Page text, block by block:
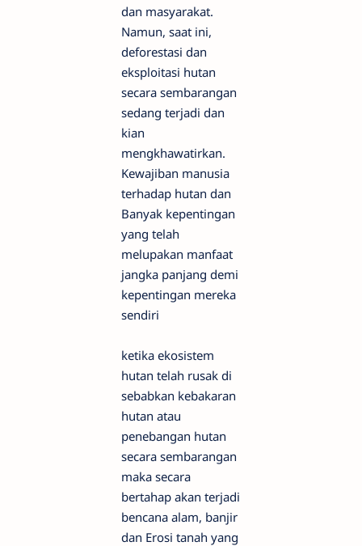
dan masyarakat.
Namun, saat ini,
deforestasi dan
eksploitasi hutan
secara sembarangan
sedang terjadi dan
kian
mengkhawatirkan.
Kewajiban manusia
terhadap hutan dan
Banyak kepentingan
yang telah
melupakan manfaat
jangka panjang demi
kepentingan mereka
sendiri
ketika ekosistem
hutan telah rusak di
sebabkan kebakaran
hutan atau
penebangan hutan
secara sembarangan
maka secara
bertahap akan terjadi
bencana alam, banjir
dan Erosi tanah yang